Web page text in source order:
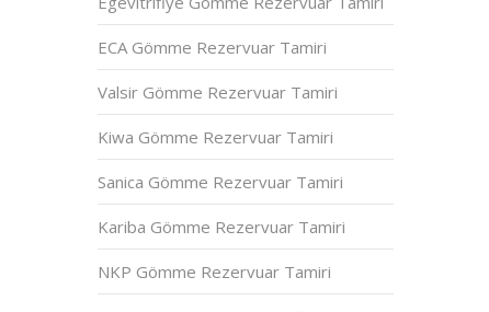
ECA Gömme Rezervuar Tamiri
Valsir Gömme Rezervuar Tamiri
Kiwa Gömme Rezervuar Tamiri
Sanica Gömme Rezervuar Tamiri
Kariba Gömme Rezervuar Tamiri
NKP Gömme Rezervuar Tamiri